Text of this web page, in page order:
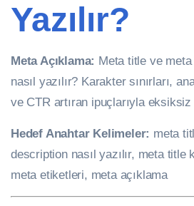
Yazılır?
Meta Açıklama: Meta title ve
nasıl yazılır? Karakter sınırları,
ve CTR artıran ipuçlarıyla eksiksiz
Hedef Anahtar Kelimeler: meta
description nasıl yazılır, meta title
meta etiketleri, meta açıklama